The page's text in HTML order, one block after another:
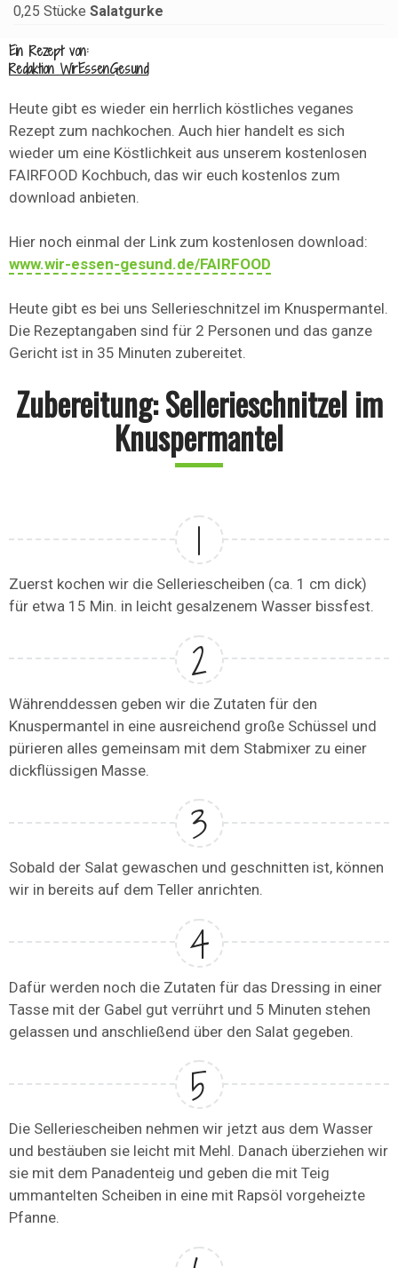
0,25 Stücke Salatgurke
Ein Rezept von:
Redaktion WirEssenGesund
Heute gibt es wieder ein herrlich köstliches veganes
Rezept zum nachkochen. Auch hier handelt es sich
wieder um eine Köstlichkeit aus unserem kostenlosen
FAIRFOOD Kochbuch, das wir euch kostenlos zum
download anbieten.
Hier noch einmal der Link zum kostenlosen download:
www.wir-essen-gesund.de/FAIRFOOD
Heute gibt es bei uns Sellerieschnitzel im Knuspermantel.
Die Rezeptangaben sind für 2 Personen und das ganze
Gericht ist in 35 Minuten zubereitet.
Zubereitung: Sellerieschnitzel im
Knuspermantel
Zuerst kochen wir die Selleriescheiben (ca. 1 cm dick)
für etwa 15 Min. in leicht gesalzenem Wasser bissfest.
Währenddessen geben wir die Zutaten für den
Knuspermantel in eine ausreichend große Schüssel und
pürieren alles gemeinsam mit dem Stabmixer zu einer
dickflüssigen Masse.
Sobald der Salat gewaschen und geschnitten ist, können
wir in bereits auf dem Teller anrichten.
Dafür werden noch die Zutaten für das Dressing in einer
Tasse mit der Gabel gut verrührt und 5 Minuten stehen
gelassen und anschließend über den Salat gegeben.
Die Selleriescheiben nehmen wir jetzt aus dem Wasser
und bestäuben sie leicht mit Mehl. Danach überziehen wir
sie mit dem Panadenteig und geben die mit Teig
ummantelten Scheiben in eine mit Rapsöl vorgeheizte
Pfanne.